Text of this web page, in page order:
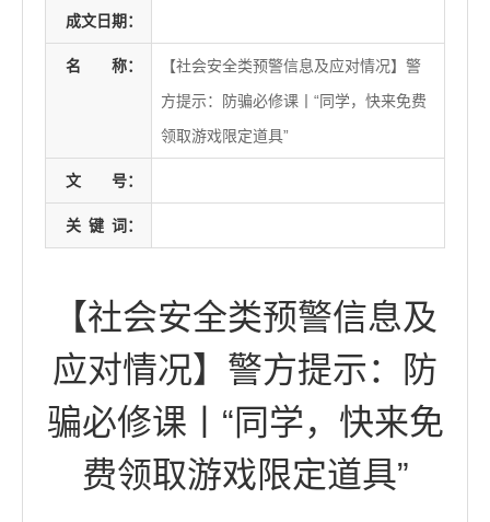
成文日期：
名 称：
【社会安全类预警信息及应对情况】警
方提示：防骗必修课丨“同学，快来免费
领取游戏限定道具”
文 号：
关 键 词：
【社会安全类预警信息及
应对情况】警方提示：防
骗必修课丨“同学，快来免
费领取游戏限定道具”